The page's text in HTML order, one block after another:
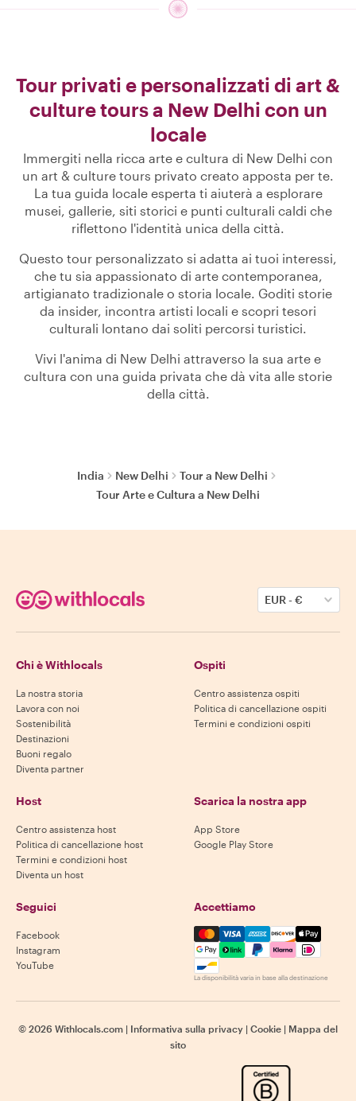
Tour privati e personalizzati di art &
culture tours a New Delhi con un
locale
Immergiti nella ricca arte e cultura di New Delhi con
un art & culture tours privato creato apposta per te.
La tua guida locale esperta ti aiuterà a esplorare
musei, gallerie, siti storici e punti culturali caldi che
riflettono l'identità unica della città.
Questo tour personalizzato si adatta ai tuoi interessi,
che tu sia appassionato di arte contemporanea,
artigianato tradizionale o storia locale. Goditi storie
da insider, incontra artisti locali e scopri tesori
culturali lontano dai soliti percorsi turistici.
Vivi l'anima di New Delhi attraverso la sua arte e
cultura con una guida privata che dà vita alle storie
della città.
India New Delhi
Tour a New Delhi
Tour Arte e Cultura a New Delhi
EUR-€
Chi è Withlocals
La nostra storia
Lavora con noi
Sostenibilità
Destinazioni
Buoni regalo
Diventa partner
Ospiti
Centro assistenza ospiti
Politica di cancellazione ospiti
Termini e condizioni ospiti
Host
Centro assistenza host
Politica di cancellazione host
Termini e condizioni host
Diventa un host
Scarica la nostra app
App Store
Google Play Store
Seguici
Facebook
Instagram
YouTube
Accettiamo
Mastercard, Visa, Amex,
La disponibilità varia in base alla destinazione
© 2026 Withlocals.com | Informativa sulla privacy | Cookie | Mappa del
sito